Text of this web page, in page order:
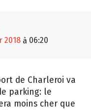
2018 à 06:20
de Charleroi va
parking: le
moins cher que